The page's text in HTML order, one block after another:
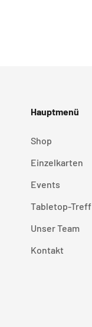
Hauptmenü
Shop
Einzelkarten
Events
Tabletop-Treff
Unser Team
Kontakt